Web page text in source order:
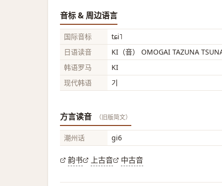
音标 & 周边语言
国际音标
tɕi˥
日语读音
KI（音） OMOGAI TAZUNA
韩语罗马
KI
现代韩语
기
方言读音 （旧版简文）
潮州话 gi6
韵书 上古音 中古音